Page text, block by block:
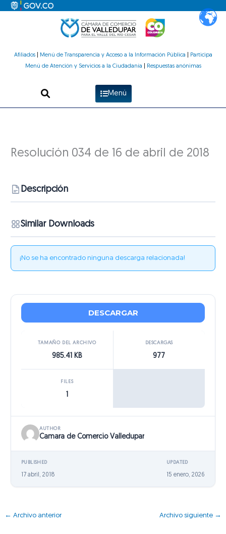
Afiliados| Menú de Transparencia y Acceso a la Información Pública
Participa
Menú de Atención y Servicios a la Ciudadanía
Respuestas anónimas
Menú
Resolución 034 de 16 de abril de 2018
Descripción
Similar Downloads
¡No se ha encontrado ninguna descarga relacionada!
DESCARGAR
TAMAÑO DEL ARCHIVO
985.41 KB
DESCARGAS
977
FILES
AUTHOR
Camara de Comercio Valledupar
PUBLISHED
17 abril, 2018
UPDATED
15 enero, 2026
← Archivo anterior Archivo siguiente →